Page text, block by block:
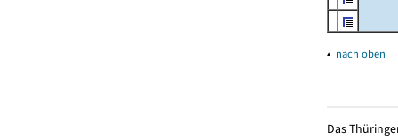
▴ nach oben
Das